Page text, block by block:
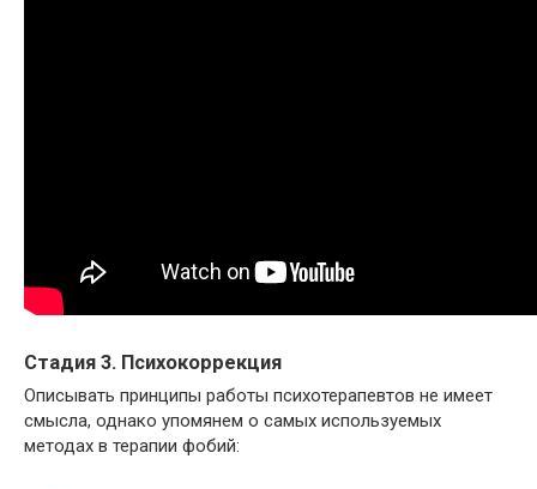
Стадия 3. Психокоррекция
Описывать принципы работы психотерапевтов не имеет
смысла, однако упомянем о самых используемых
методах в терапии фобий: